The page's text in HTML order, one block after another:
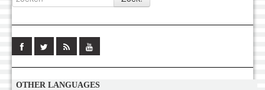
OTHER LANGUAGES